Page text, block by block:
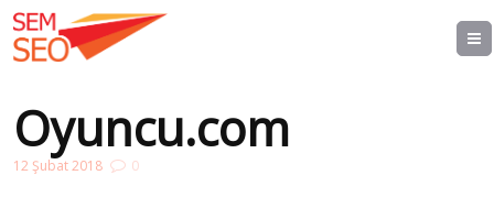
Oyuncu.com
12 Şubat 2018 0